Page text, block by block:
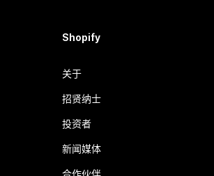
Shopify
关于
招贤纳士
投资者
新闻媒体
合作伙伴